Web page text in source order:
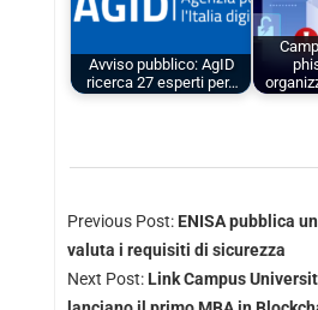
Avviso pubblico: AgID
ricerca 27 esperti per…
Previous Post: ENISA pubblica
valuta i requisiti di sicurezza
Next Post: Link Campus